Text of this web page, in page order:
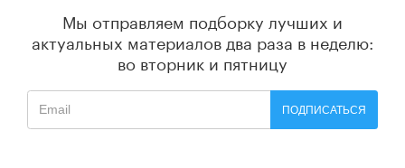
Мы отправляем подборку лучших и
актуальных материалов два раза в неделю:
во вторник и пятницу
ПОДПИСАТЬСЯ